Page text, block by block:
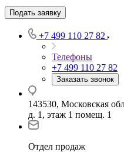
Подать заявку
+7 499 110 27 82
Телефоны
+7 499 110 27 82
Заказать звонок
143530, Московская
д. 1, этаж 1 помещ. 1
Отдел продаж